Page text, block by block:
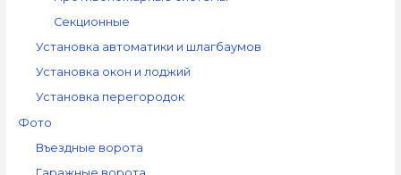
Секционные
Установка автоматики и шлагбаумов
Установка окон и лоджий
Установка перегородок
Фото
Въездные ворота